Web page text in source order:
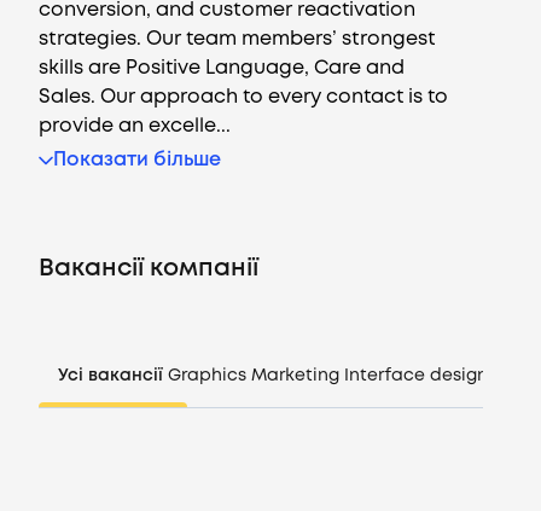
UA
conversion, and customer reactivation
strategies. Our team members’ strongest
skills are Positive Language, Care and
Sales. Our approach to every contact is to
provide an excelle...
Показати більше
Вакансії компанії
Усі вакансії Graphics Marketing Interface design